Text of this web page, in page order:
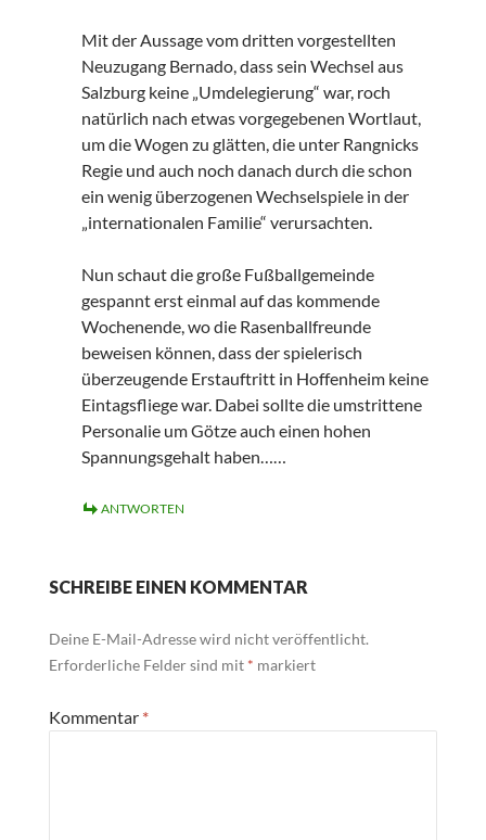
Mit der Aussage vom dritten vorgestellten
Neuzugang Bernado, dass sein Wechsel aus
Salzburg keine „Umdelegierung“ war, roch
natürlich nach etwas vorgegebenen Wortlaut,
um die Wogen zu glätten, die unter Rangnicks
Regie und auch noch danach durch die schon
ein wenig überzogenen Wechselspiele in der
„internationalen Familie“ verursachten.
Nun schaut die große Fußballgemeinde
gespannt erst einmal auf das kommende
Wochenende, wo die Rasenballfreunde
beweisen können, dass der spielerisch
überzeugende Erstauftritt in Hoffenheim keine
Eintagsfliege war. Dabei sollte die umstrittene
Personalie um Götze auch einen hohen
Spannungsgehalt haben……
ANTWORTEN
SCHREIBE EINEN KOMMENTAR
Deine E-Mail-Adresse wird nicht veröffentlicht.
Erforderliche Felder sind mit * markiert
Kommentar *